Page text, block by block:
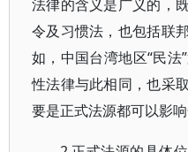
法律的含义是广义的，
令及习惯法，也包括联
如，中国台湾地区“民
性法律与此相同，也采
要是正式法源都可以影响